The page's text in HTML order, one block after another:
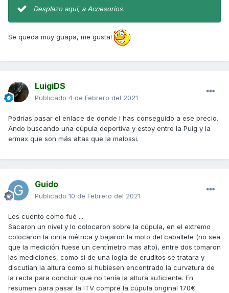
Desplazo aqui, a Accesorios.
Se queda muy guapa, me gusta!
LuigiDS
Publicado 4 de Febrero del 2021
Podrías pasar el enlace de donde l has conseguido a ese precio.
Ando buscando una cúpula deportiva y estoy entre la Puig y la
ermax que son más altas que la malossi.
Guido
Publicado 10 de Febrero del 2021
Les cuento como fué ...
Sacaron un nivel y lo colocaron sobre la cúpula, en el extremo
colocaron la cinta métrica y bajaron la moto del caballete (no sea
que la medición fuese un centímetro mas alto), entre dos tomaron
las mediciones, como si de una logia de eruditos se tratara y
discutían la altura como si hubiesen encontrado la curvatura de
la recta para concluir que no tenía la altura suficiente. En
resumen para pasar la ITV compré la cúpula original 170€.